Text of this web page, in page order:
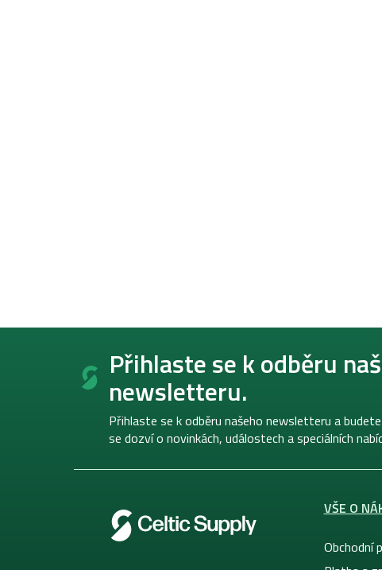
Z
Přihlaste se k odběru
newsletteru.
Přihlaste se k odběru našeho newsletteru a
se dozví o novinkách, událostech a speciálních
VŠE O
Obchodní